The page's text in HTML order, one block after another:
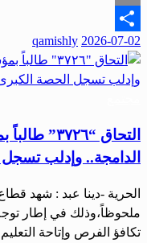
Email
Share
نُشر
في
2026-07-02
qamishly
التحاق
الدامجة.. وإدلب
الحرية -دينا عبد : شهد
ملحوظاً،وذلك في إطار توجه
تكافؤ الفرص وإتاحة